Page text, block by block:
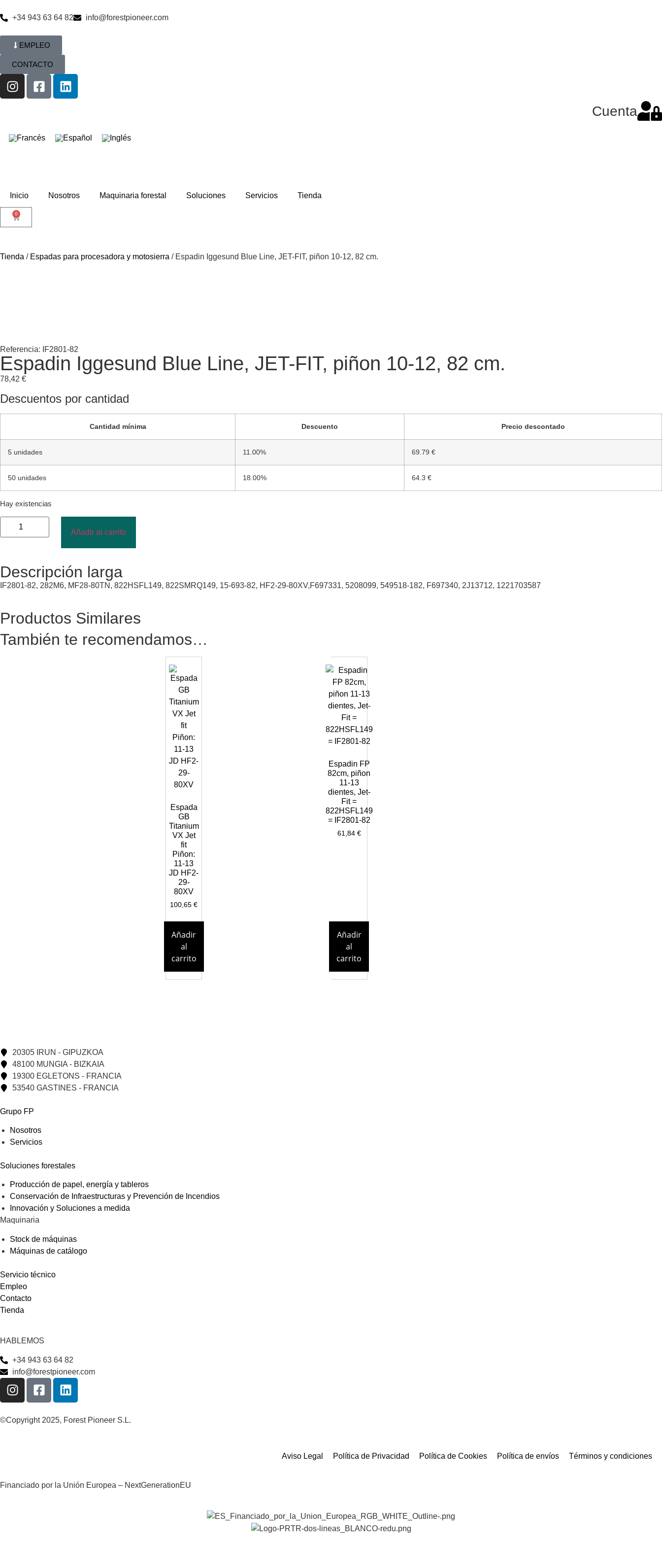
+34 943 63 64 82 info@forestpioneer.com
EMPLEO
CONTACTO
Cuenta
Inicio Nosotros Maquinaria forestal Soluciones Servicios Tienda
0
Tienda / Espadas para procesadora y motosierra / Espadin Iggesund Blue Line, JET-FIT, piñon 10-12, 82 cm.
Referencia: IF2801-82
Espadin Iggesund Blue Line, JET-FIT, piñon 10-12, 82 cm.
78,42 €
Descuentos por cantidad
Cantidad mínima Descuento Precio descontado
5 unidades 11.00% 69.79 €
50 unidades 18.00% 64.3 €
Hay existencias
Añadir al carrito
Descripción larga
IF2801-82, 282M6, MF28-80TN, 822HSFL149, 822SMRQ149, 15-693-82, HF2-29-80XV,F697331, 5208099, 549518-182, F697340, 2J13712, 1221703587
Productos Similares
También te recomendamos…
Espada
GB
Titanium
VX Jet
fit
Piñon:
11-13
JD HF2-
29-
80XV
100,65€
Añadir
al
carrito
Espadin FP
82cm, piñon
11-13
dientes, Jet-
Fit =
822HSFL149
= IF2801-82
61,84 €
Añadir
al
carrito
20305 IRUN - GIPUZKOA
48100 MUNGIA - BIZKAIA
19300 EGLETONS - FRANCIA
53540 GASTINES - FRANCIA
Grupo FP
Nosotros
Servicios
Soluciones forestales
Producción de papel, energía y tableros
Conservación de Infraestructuras y Prevención de Incendios
Innovación y Soluciones a medida
Maquinaria
Stock de máquinas
Máquinas de catálogo
Servicio técnico
Empleo
Contacto
Tienda
HABLEMOS
+34 943 63 64 82
info@forestpioneer.com
©Copyright 2025, Forest Pioneer S.L.
Aviso Legal Política de Privacidad Política de Cookies Política de envíos Términos y condiciones
Financiado por la Unión Europea – NextGenerationEU